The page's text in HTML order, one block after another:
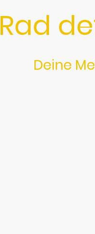
Rad
Deine